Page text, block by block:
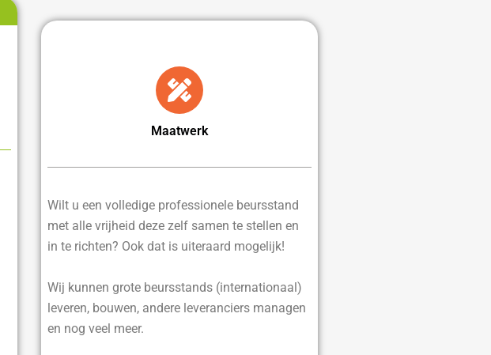
Maatwerk
Wilt u een volledige professionele beursstand
met alle vrijheid deze zelf samen te stellen en
in te richten? Ook dat is uiteraard mogelijk!
Wij kunnen grote beursstands (internationaal)
leveren, bouwen, andere leveranciers managen
en nog veel meer.